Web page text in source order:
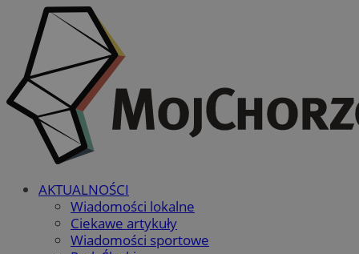
AKTUALNOŚCI
Wiadomości lokalne
Ciekawe artykuły
Wiadomości sportowe